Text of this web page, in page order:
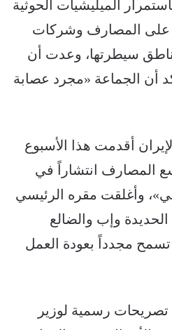
الميليشيات الحوثية
المصارف وشركات
مناطق سيطرتها، وعدت أن
أن الجماعة «مجرد عصابة
أقدمت هذا الأسبوع
المصارف انتشاراً في
وأغلقت مقره الرئيسي
وإب والضالع
مجدداً بعودة العمل
تصريحات رسمية لوزير